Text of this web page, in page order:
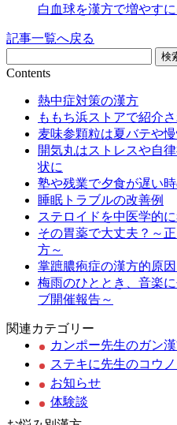
白血球を漢方で増やす
記事一覧へ戻る
Contents
熱中症対策の漢方
ももち浜ストアで紹介さ
麦味参顆粒は夏バテや
開気丸はストレスや自
状に
塾や残業で夕食が遅い
睡眠トラブルの改善例
ステロイドを中医学的
その胃薬で大丈夫？～
方～
掌蹠膿疱症の漢方的原
梅雨のひととき、音楽
ブ開催報告～
関連カテゴリー
カンポー先生のガン
ステキに先生のコウ
お知らせ
体験談